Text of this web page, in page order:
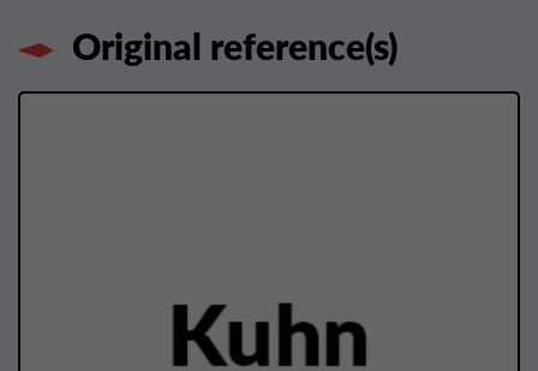
Original reference(s)